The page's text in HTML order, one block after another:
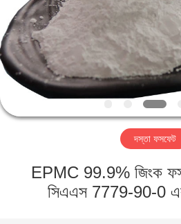
পণ্য
ভিডিও
আমাদের
সম্বন্ধে
কারখানা
পরিদর্শন
দস্তা ফসফেট
EPMC 99.9% জিংক
সিএএস 7779-90-0 এর